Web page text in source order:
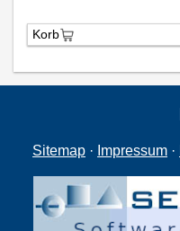
Korb
Sitemap · Impressum ·